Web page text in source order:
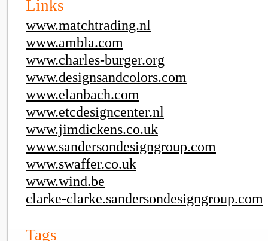
Links
www.matchtrading.nl
www.ambla.com
www.charles-burger.org
www.designsandcolors.com
www.elanbach.com
www.etcdesigncenter.nl
www.jimdickens.co.uk
www.sandersondesigngroup.com
www.swaffer.co.uk
www.wind.be
clarke-clarke.sandersondesigngroup.com
Tags